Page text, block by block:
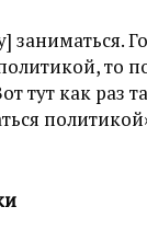
заниматься.
то
тут как раз